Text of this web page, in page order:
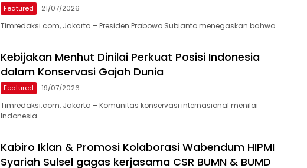
Featured 21/07/2026
Timredaksi.com, Jakarta – Presiden Prabowo Subianto menegaskan bahwa…
Kebijakan Menhut Dinilai Perkuat Posisi Indonesia
dalam Konservasi Gajah Dunia
Featured 19/07/2026
Timredaksi.com, Jakarta – Komunitas konservasi internasional menilai
Indonesia…
Kabiro Iklan & Promosi Kolaborasi Wabendum HIPMI
Syariah Sulsel gagas kerjasama CSR BUMN & BUMD